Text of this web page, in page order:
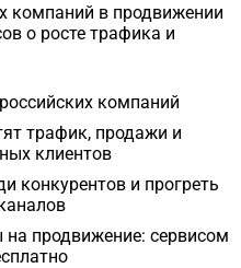
компаний в продвижении
о росте трафика и
компаний
трафик, продажи и
клиентов
конкурентов и прогреть
на продвижение: сервисом